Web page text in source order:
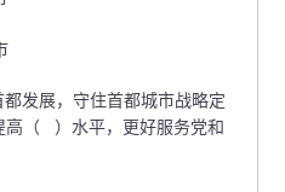
发展，守住首都城市战略定
（ ）水平，更好服务党和